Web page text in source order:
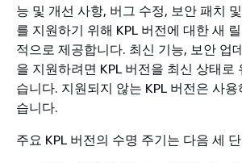
능 및 개선 사항, 버그 수정, 보안 패치
를 지원하기 위해 KPL 버전에 대한 새
적으로 제공합니다. 최신 기능, 보안 업
을 지원하려면 KPL 버전을 최신 상태로
습니다. 지원되지 않는 KPL 버전은 사용
습니다.
주요 KPL 버전의 수명 주기는 다음 세